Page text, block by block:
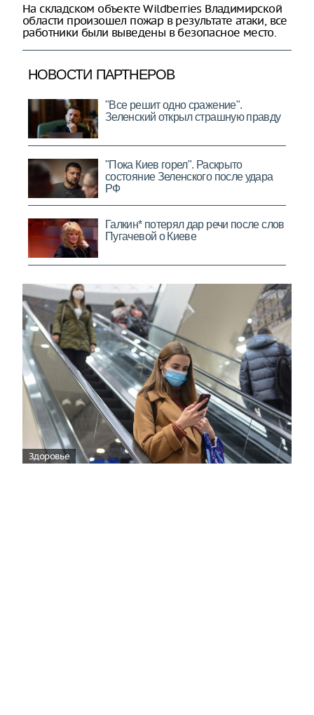
На складском объекте Wildberries Владимирской
области произошел пожар в результате атаки, все
работники были выведены в безопасное место.
Здоровье